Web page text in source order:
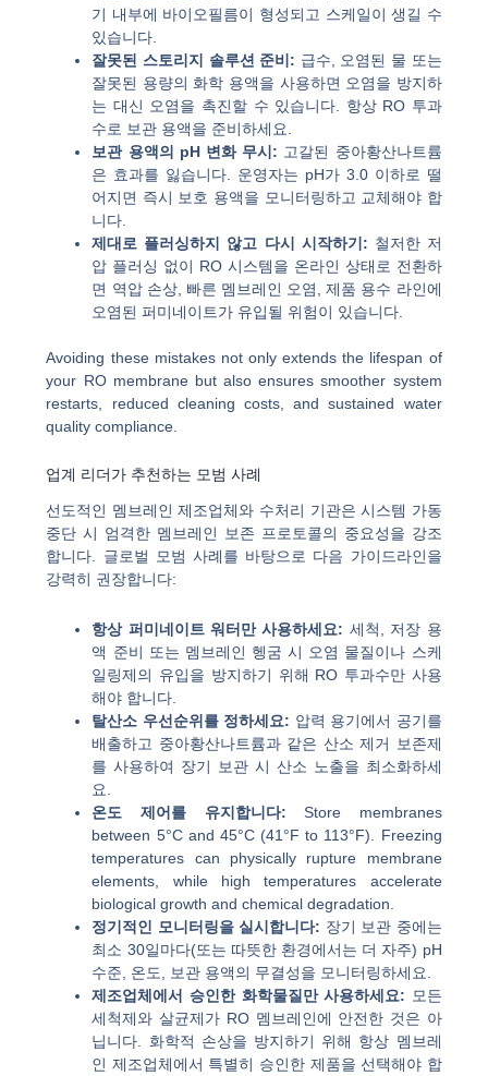
기 내부에 바이오필름이 형성되고 스케일이 생길 수
있습니다.
잘못된 스토리지 솔루션 준비: 급수, 오염된 물 또는
잘못된 용량의 화학 용액을 사용하면 오염을 방지하
는 대신 오염을 촉진할 수 있습니다. 항상 RO 투과
수로 보관 용액을 준비하세요.
보관 용액의 pH 변화 무시: 고갈된 중아황산나트륨
은 효과를 잃습니다. 운영자는 pH가 3.0 이하로 떨
어지면 즉시 보호 용액을 모니터링하고 교체해야 합
니다.
제대로 플러싱하지 않고 다시 시작하기: 철저한 저
압 플러싱 없이 RO 시스템을 온라인 상태로 전환하
면 역압 손상, 빠른 멤브레인 오염, 제품 용수 라인에
오염된 퍼미네이트가 유입될 위험이 있습니다.
Avoiding these mistakes not only extends the lifespan of
your RO membrane but also ensures smoother system
restarts, reduced cleaning costs, and sustained water
quality compliance.
업계 리더가 추천하는 모범 사례
선도적인 멤브레인 제조업체와 수처리 기관은 시스템 가동
중단 시 엄격한 멤브레인 보존 프로토콜의 중요성을 강조
합니다. 글로벌 모범 사례를 바탕으로 다음 가이드라인을
강력히 권장합니다:
항상 퍼미네이트 워터만 사용하세요: 세척, 저장 용
액 준비 또는 멤브레인 헹굼 시 오염 물질이나 스케
일링제의 유입을 방지하기 위해 RO 투과수만 사용
해야 합니다.
탈산소 우선순위를 정하세요: 압력 용기에서 공기를
배출하고 중아황산나트륨과 같은 산소 제거 보존제
를 사용하여 장기 보관 시 산소 노출을 최소화하세
요.
온도 제어를 유지합니다: Store membranes
between 5°C and 45°C (41°F to 113°F). Freezing
temperatures can physically rupture membrane
elements, while high temperatures accelerate
biological growth and chemical degradation.
정기적인 모니터링을 실시합니다: 장기 보관 중에는
최소 30일마다(또는 따뜻한 환경에서는 더 자주) pH
수준, 온도, 보관 용액의 무결성을 모니터링하세요.
제조업체에서 승인한 화학물질만 사용하세요: 모든
세척제와 살균제가 RO 멤브레인에 안전한 것은 아
닙니다. 화학적 손상을 방지하기 위해 항상 멤브레
인 제조업체에서 특별히 승인한 제품을 선택해야 합